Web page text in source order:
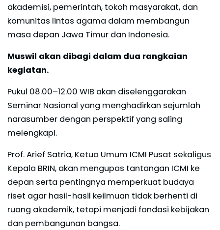
akademisi, pemerintah, tokoh masyarakat, dan
komunitas lintas agama dalam membangun
masa depan Jawa Timur dan Indonesia.
Muswil akan dibagi dalam dua rangkaian
kegiatan.
Pukul 08.00–12.00 WIB akan diselenggarakan
Seminar Nasional yang menghadirkan sejumlah
narasumber dengan perspektif yang saling
melengkapi.
Prof. Arief Satria, Ketua Umum ICMI Pusat sekaligus
Kepala BRIN, akan mengupas tantangan ICMI ke
depan serta pentingnya memperkuat budaya
riset agar hasil-hasil keilmuan tidak berhenti di
ruang akademik, tetapi menjadi fondasi kebijakan
dan pembangunan bangsa.